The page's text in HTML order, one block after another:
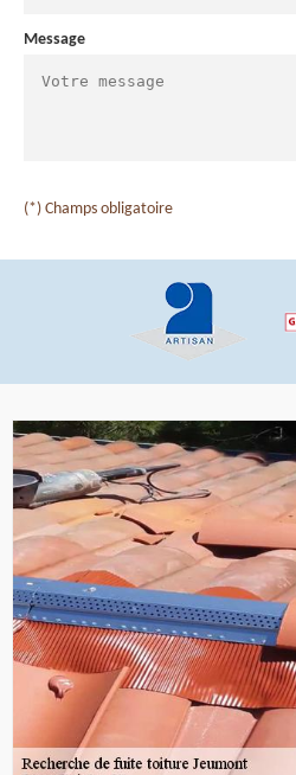
Message
(*) Champs obligatoire